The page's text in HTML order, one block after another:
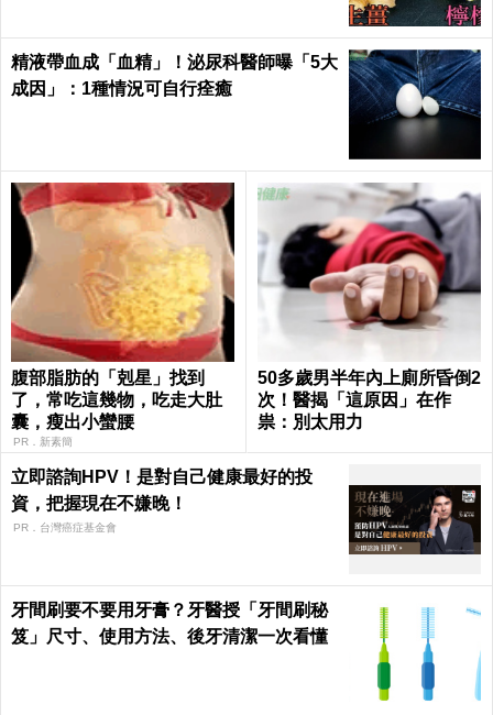
精液帶血成「血精」！泌尿科醫師曝「5大
成因」：1種情況可自行痊癒
腹部脂肪的「剋星」找到
了，常吃這幾物，吃走大肚
囊，瘦出小蠻腰
PR．新素簡
50多歲男半年內上廁所昏倒2
次！醫揭「這原因」在作
祟：別太用力
立即諮詢HPV！是對自己健康最好的投
資，把握現在不嫌晚！
PR．台灣癌症基金會
牙間刷要不要用牙膏？牙醫授「牙間刷秘
笈」尺寸、使用方法、後牙清潔一次看懂